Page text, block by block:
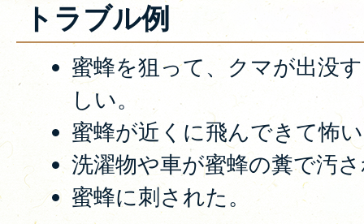
トラブル例
蜜蜂を狙って、クマが出没
しい。
蜜蜂が近くに飛んできて怖
洗濯物や車が蜜蜂の糞で汚
蜜蜂に刺された。